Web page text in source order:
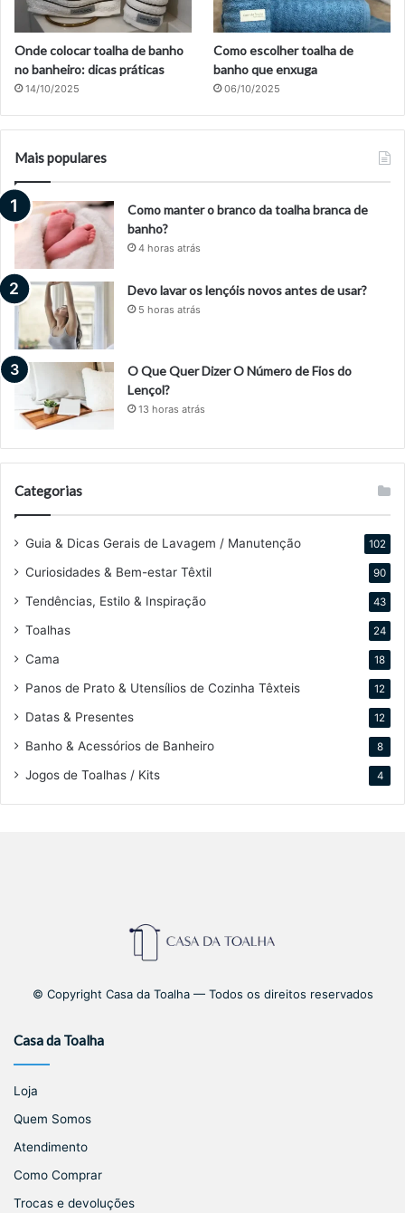
Onde colocar toalha de banho
no banheiro: dicas práticas
14/10/2025
Como escolher toalha de
banho que enxuga
06/10/2025
Mais populares
Como manter o branco da toalha branca de
banho?
4 horas atrás
Devo lavar os lençóis novos antes de usar?
5 horas atrás
O Que Quer Dizer O Número de Fios do
Lençol?
13 horas atrás
Categorias
Guia & Dicas Gerais de Lavagem / Manutenção 102
Curiosidades & Bem-estar Têxtil 90
Tendências, Estilo & Inspiração 43
Toalhas 24
Cama 18
Panos de Prato & Utensílios de Cozinha Têxteis 12
Datas & Presentes 12
Banho & Acessórios de Banheiro 8
Jogos de Toalhas / Kits 4
© Copyright Casa da Toalha — Todos os direitos reservados
Casa da Toalha
Loja
Quem Somos
Atendimento
Como Comprar
Trocas e devoluções